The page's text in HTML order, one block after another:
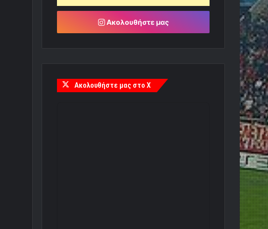
Ακολουθήστε μας
Ακολουθήστε μας στο X